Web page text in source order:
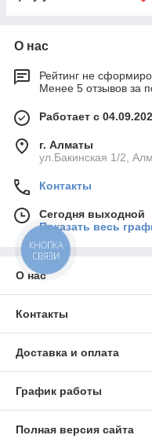
О нас
Рейтинг не
Менее 5 отзывов за
Работает с
г. Алматы
ул.Бакинская 1/2,
Контакты
Сегодня выходной
Показать весь
О нас
Контакты
Доставка и оплата
График работы
Полная версия сайта
КНОПКА
СВЯЗИ